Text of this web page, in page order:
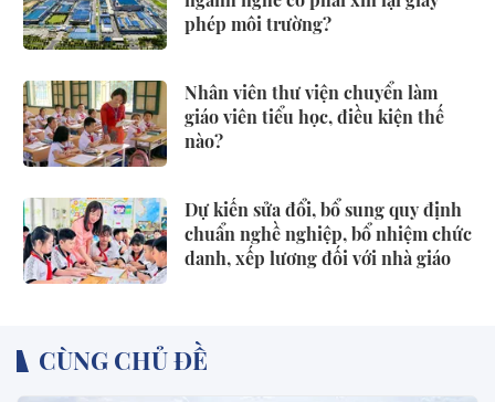
phép môi trường?
Nhân viên thư viện chuyển làm
giáo viên tiểu học, điều kiện thế
nào?
Dự kiến sửa đổi, bổ sung quy định
chuẩn nghề nghiệp, bổ nhiệm chức
danh, xếp lương đối với nhà giáo
CÙNG CHỦ ĐỀ